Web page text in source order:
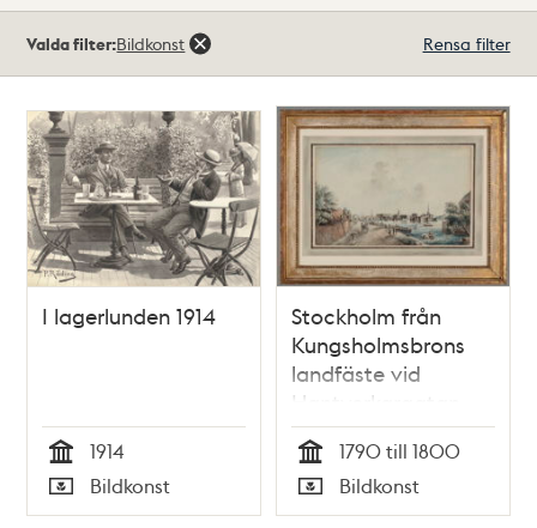
träffar
Valda filter:Bildkonst Rensa filter
I lagerlunden 1914
Tid
1914
Typ
Bildkonst
Stockholm från
Kungsholmsbrons
landfäste vid
Hantverkargatan
Tid
1790 till 1800
Typ
Bildkonst